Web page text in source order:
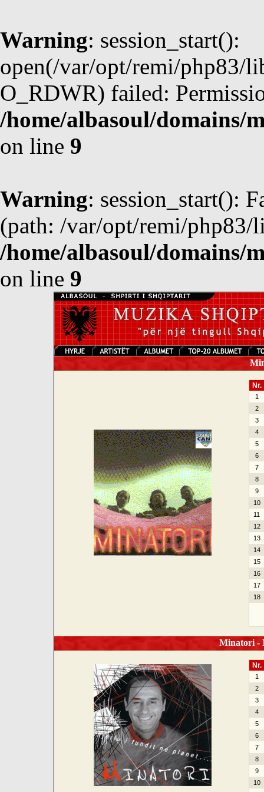
Warning: session_start():
open(/var/opt/remi/php83/
O_RDWR) failed:
/home/albasoul/domains/
on line 9
Warning: session_start():
(path: /var/opt/remi/php83/
/home/albasoul/domains/
on line 9
Nr.
1
2
3
4
5
6
7
8
9
10
11
12
13
14
15
16
17
18
Minatori -
Nr.
1
2
3
4
5
6
7
8
9
10